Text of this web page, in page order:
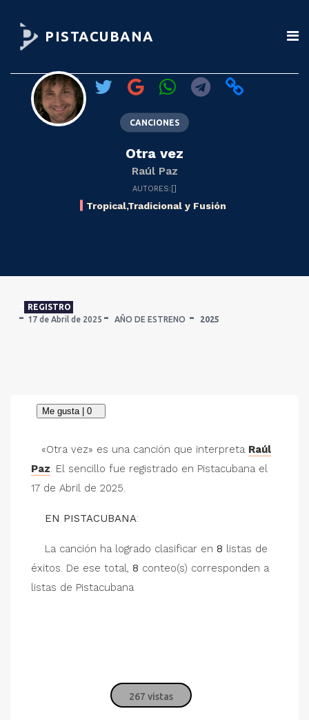
PISTACUBANA
CANCIONES
Otra vez
Raúl Paz
AUTORES:[]
Tropical,Tradicional y Fusión
REGISTRO
17 de Abril de 2025
AÑO DE ESTRENO 2025
«Otra vez» es una canción que interpreta Raúl
Paz. El sencillo fue registrado en Pistacubana el
17 de Abril de 2025.
EN PISTACUBANA:
La canción ha logrado clasificar en 8 listas de
éxitos. De ese total, 8 conteo(s) corresponden a
listas de Pistacubana
267 vistas